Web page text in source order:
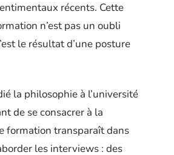
récents. Cette
n’est pas un oubli
le résultat d’une posture
la philosophie à l’université
de se consacrer à la
formation transparaît dans
les interviews : des